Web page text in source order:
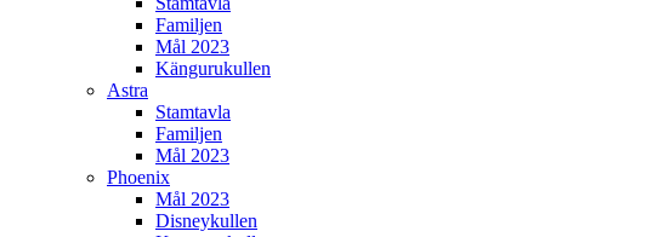
Familjen
Mål 2023
Kängurukullen
Astra
Stamtavla
Familjen
Mål 2023
Phoenix
Mål 2023
Disneykullen